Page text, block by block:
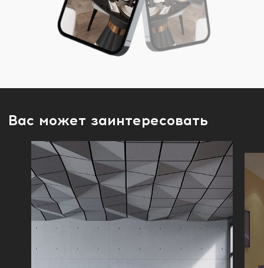
Вас может заинтересовать